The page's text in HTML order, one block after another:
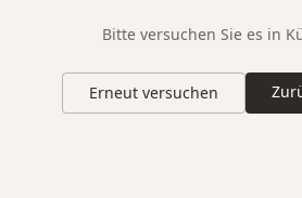
Bitte versuchen Sie es in
Erneut versuchen